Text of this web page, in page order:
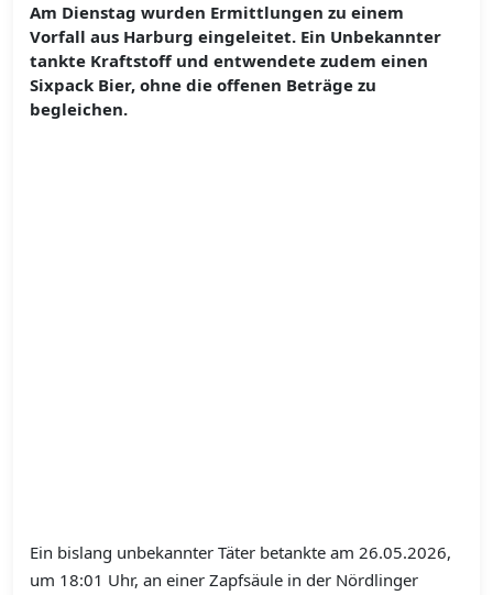
Am Dienstag wurden Ermittlungen zu einem
Vorfall aus Harburg eingeleitet. Ein Unbekannter
tankte Kraftstoff und entwendete zudem einen
Sixpack Bier, ohne die offenen Beträge zu
begleichen.
Ein bislang unbekannter Täter betankte am 26.05.2026,
um 18:01 Uhr, an einer Zapfsäule in der Nördlinger